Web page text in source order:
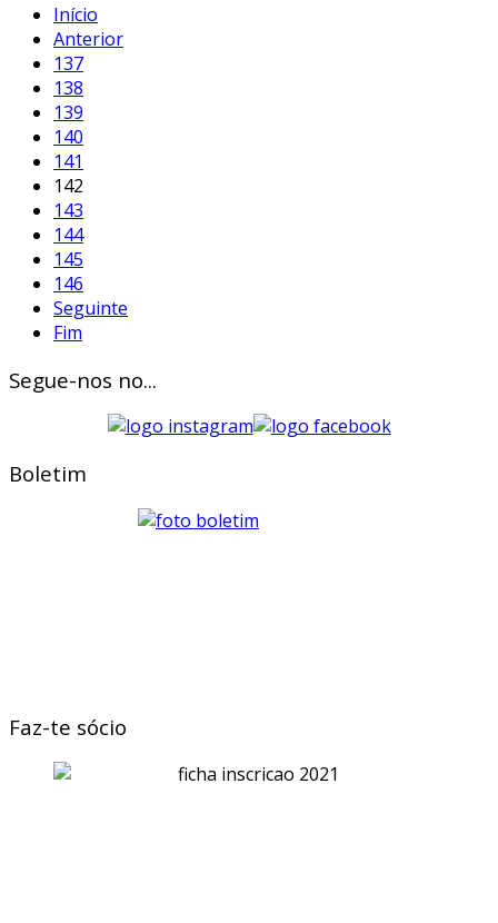
Início
Anterior
137
138
139
140
141
142
143
144
145
146
Seguinte
Fim
Segue-nos no...
Boletim
Faz-te sócio